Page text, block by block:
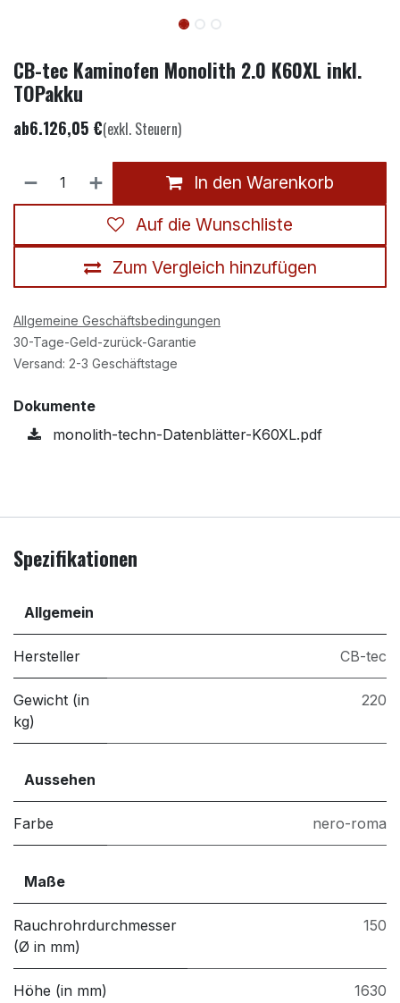
CB-tec Kaminofen Monolith 2.0 K60XL inkl.
TOPakku
ab6.126,05 €(exkl. Steuern)
In den Warenkorb
Zum Vergleich hinzufügen
Auf die Wunschliste
Allgemeine Geschäftsbedingungen
30-Tage-Geld-zurück-Garantie
Versand: 2-3 Geschäftstage
Dokumente
monolith-techn-Datenblätter-K60XL.pdf
Spezifikationen
Allgemein
Hersteller CB-tec
Gewicht (in
kg)
220
Aussehen
Farbe nero-roma
Maße
Rauchrohrdurchmesser
(Ø in mm)
150
Höhe (in mm) 1630